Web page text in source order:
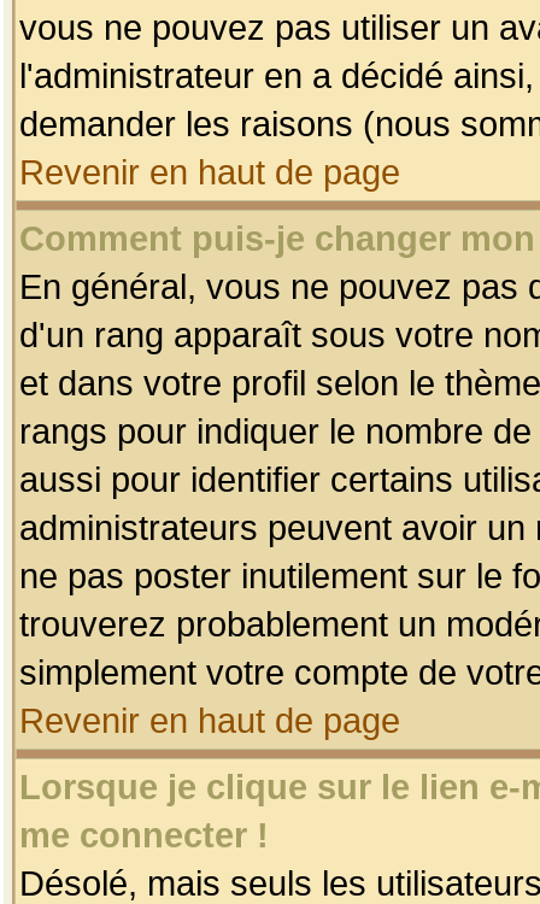
vous ne pouvez pas utiliser un
l'administrateur en a décidé
demander les raisons (nous
Revenir en haut de page
Comment puis-je changer
En général, vous ne pouvez pas
d'un rang apparaît sous votre
et dans votre profil selon le
rangs pour indiquer le nombre
aussi pour identifier certains
administrateurs peuvent avoir
ne pas poster inutilement sur le
trouverez probablement un
simplement votre compte de
Revenir en haut de page
Lorsque je clique sur le lien
me connecter !
Désolé, mais seuls les